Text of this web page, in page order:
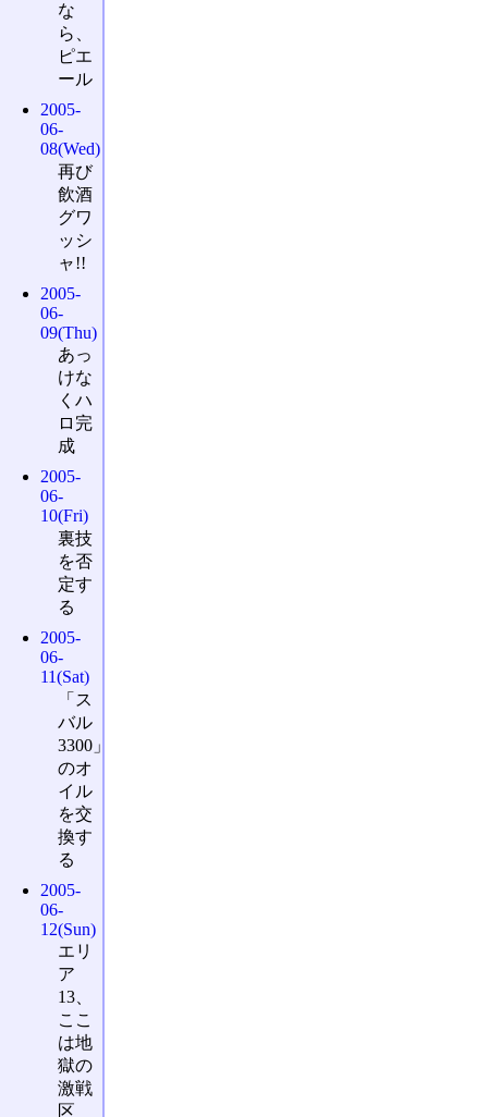
な
ら、
ピエ
ール
2005-
06-
08(Wed)
再び
飲酒
グワ
ッシ
ャ!!
2005-
06-
09(Thu)
あっ
けな
くハ
ロ完
成
2005-
06-
10(Fri)
裏技
を否
定す
る
2005-
06-
11(Sat)
「ス
バル
3300」
のオ
イル
を交
換す
る
2005-
06-
12(Sun)
エリ
ア
13、
ここ
は地
獄の
激戦
区